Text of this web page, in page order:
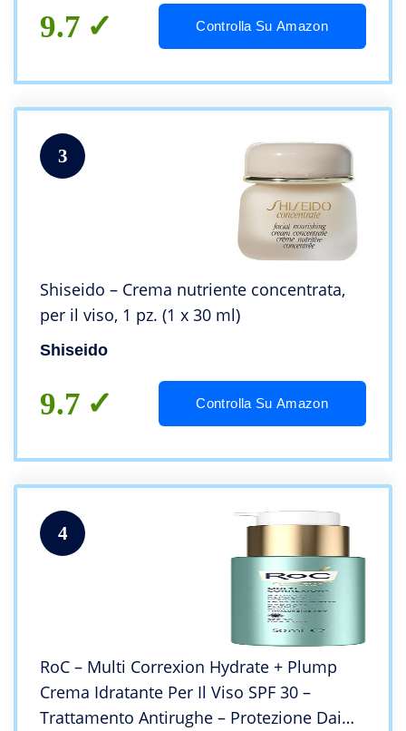
9.7 Controlla Su Amazon
3
Shiseido – Crema nutriente concentrata,
per il viso, 1 pz. (1 x 30 ml)
Shiseido
9.7 Controlla Su Amazon
4
RoC – Multi Correxion Hydrate + Plump
Crema Idratante Per Il Viso SPF 30 –
Trattamento Antirughe – Protezione Dai